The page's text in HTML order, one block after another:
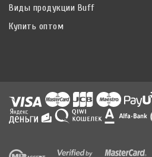
Виды продукции Buff
Купить оптом